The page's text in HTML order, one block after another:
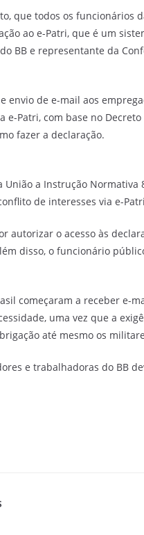
que todos os
ao e-Patri, que é um
BB e representante da
envio de e-mail aos
Patri, com base no
fazer a declaração.
a Instrução
de interesses via e-
o acesso às
disso, o funcionário
começaram a receber e-
uma vez que a
até mesmo os
e trabalhadoras do BB